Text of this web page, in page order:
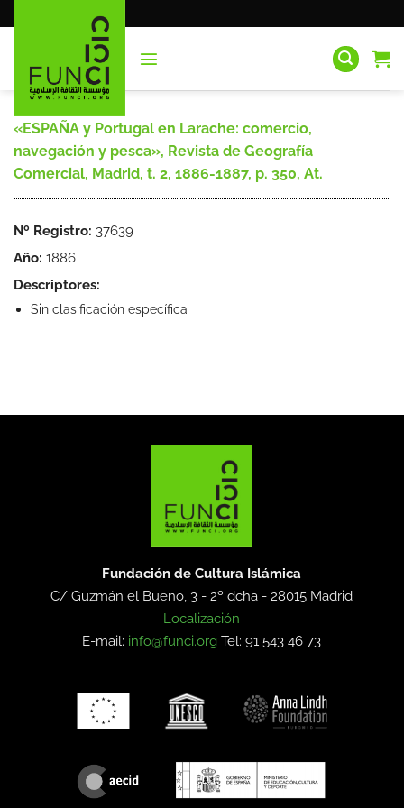
al
«ESPAÑA y Portugal en Larache: comercio,
navegación y pesca», Revista de Geografía
Comercial, Madrid, t. 2, 1886-1887, p. 350, At.
Nº Registro: 37639
Año: 1886
Descriptores:
Sin clasificación específica
Fundación de Cultura Islámica
C/ Guzmán el Bueno, 3 - 2º dcha -28015 Madrid
Localización
E-mail: info@funci.org Tel: 91 543 46 73